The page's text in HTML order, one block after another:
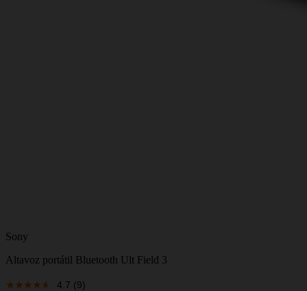
Sony
Altavoz portátil Bluetooth Ult Field 3
4.7 (9)